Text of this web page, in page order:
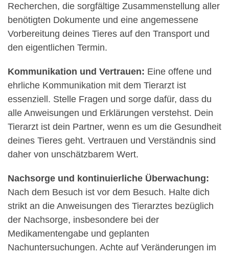
Recherchen, die sorgfältige Zusammenstellung aller
benötigten Dokumente und eine angemessene
Vorbereitung deines Tieres auf den Transport und
den eigentlichen Termin.
Kommunikation und Vertrauen: Eine offene und
ehrliche Kommunikation mit dem Tierarzt ist
essenziell. Stelle Fragen und sorge dafür, dass du
alle Anweisungen und Erklärungen verstehst. Dein
Tierarzt ist dein Partner, wenn es um die Gesundheit
deines Tieres geht. Vertrauen und Verständnis sind
daher von unschätzbarem Wert.
Nachsorge und kontinuierliche Überwachung:
Nach dem Besuch ist vor dem Besuch. Halte dich
strikt an die Anweisungen des Tierarztes bezüglich
der Nachsorge, insbesondere bei der
Medikamentengabe und geplanten
Nachuntersuchungen. Achte auf Veränderungen im